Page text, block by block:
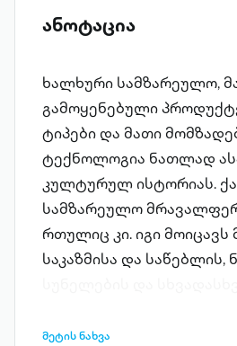
ანოტაცია
ხალხური სამზარეულო,
გამოყენებული
ტიპები და მათი
ტექნოლოგია ნათლად
კულტურულ ისტორიას.
სამზარეულო
რთულიც კი. იგი
საკაზმისა და საწებლის,
განუმეორებელია
მეტის ნახვა